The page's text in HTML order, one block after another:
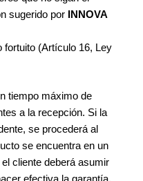
sugerido por
INNOVA
fortuito (Artículo 16, Ley
tiempo máximo de
a la recepción. Si la
se procederá al
se encuentra en un
cliente deberá asumir